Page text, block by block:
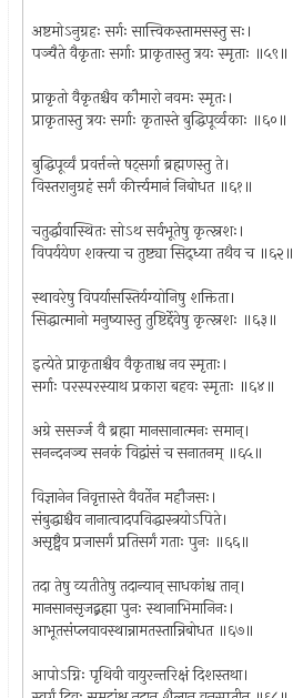
अष्टमोऽनुग्रहः सर्गः सात्त्विकस्तामसस्तु सः।
पञ्चैते वैकृताः सर्गाः प्राकृतास्तु त्रयः स्मृताः ॥५९॥
प्राकृतो वैकृतश्चैव कौमारो नवमः स्मृतः।
प्राकृतास्तु त्रयः सर्गाः कृतास्ते बुद्धिपूर्व्वकाः ॥६०॥
बुद्धिपूर्व्वं प्रवर्त्तन्ते षट्सर्गा ब्रह्मणस्तु ते।
विस्तरानुग्रहं सर्गं कीर्त्त्यमानं निबोधत ॥६१॥
चतुर्द्धावास्थितः सोऽथ सर्वभूतेषु कृत्स्नशः।
विपर्ययेण शक्त्या च तुष्ट्या सिद्ध्या तथैव च ॥६२॥
स्थावरेषु विपर्यासस्तिर्यग्योनिषु शक्तिता।
सिद्धात्मानो मनुष्यास्तु तुष्टिर्द्देवेषु कृत्स्नशः ॥६३॥
इत्येते प्राकृताश्चैव वैकृताश्च नव स्मृताः।
सर्गाः परस्परस्याथ प्रकारा बहवः स्मृताः ॥६४॥
अग्रे ससर्ज्ज वै ब्रह्मा मानसानात्मनः समान्।
सनन्दनञ्च सनकं विद्वांसं च सनातनम् ॥६५॥
विज्ञानेन निवृत्तास्ते वैवर्तेन महौजसः।
संबुद्धाश्चैव नानात्वादपविद्धास्त्रयोऽपिते।
असृष्ट्वैव प्रजासर्गं प्रतिसर्गं गताः पुनः ॥६६॥
तदा तेषु व्यतीतेषु तदान्यान् साधकांश्च तान्।
मानसानसृजद्ब्रह्मा पुनः स्थानाभिमानिनः।
आभूतसंप्लवावस्थान्नामतस्तान्निबोधत ॥६७॥
आपोऽग्निः पृथिवी वायुरन्तरिक्षं दिशस्तथा।